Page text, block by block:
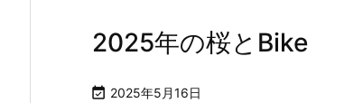
2025年の桜とBike
 2025年5月16日